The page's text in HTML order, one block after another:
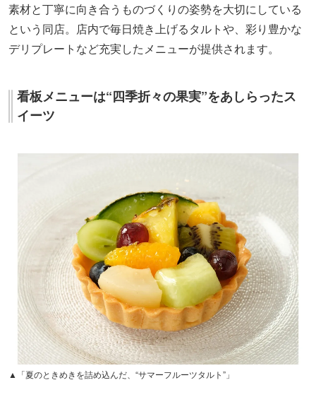
素材と丁寧に向き合うものづくりの姿勢を大切にしている
という同店。店内で毎日焼き上げるタルトや、彩り豊かな
デリプレートなど充実したメニューが提供されます。
看板メニューは“四季折々の果実”をあしらったス
イーツ
▲「夏のときめきを詰め込んだ、“サマーフルーツタルト”」